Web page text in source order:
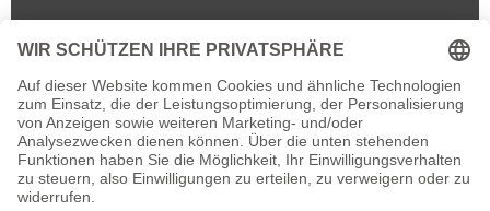
Rechtliches
Informationen
Newsletter